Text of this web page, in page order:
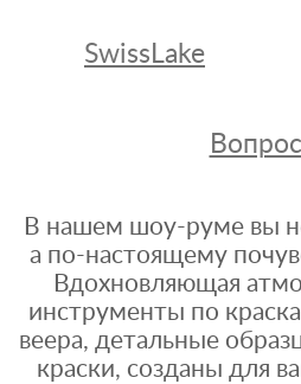
SwissLake
В нашем шоу-руме вы
а по-настоящему
Вдохновляющая
инструменты по
веера, детальные
краски, созданы для